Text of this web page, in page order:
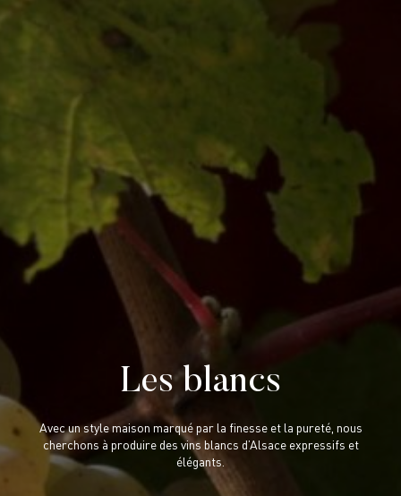
Les blancs
Avec un style maison marqué par la finesse et la pureté, nous
cherchons à produire des vins blancs d’Alsace expressifs et
élégants.